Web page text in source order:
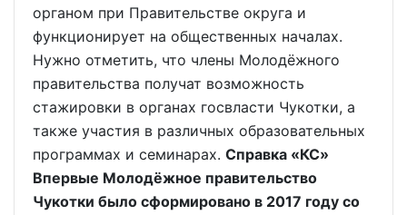
органом при Правительстве округа и
функционирует на общественных началах.
Нужно отметить, что члены Молодёжного
правительства получат возможность
стажировки в органах госвласти Чукотки, а
также участия в различных образовательных
программах и семинарах. Справка «КС»
Впервые Молодёжное правительство
Чукотки было сформировано в 2017 году со